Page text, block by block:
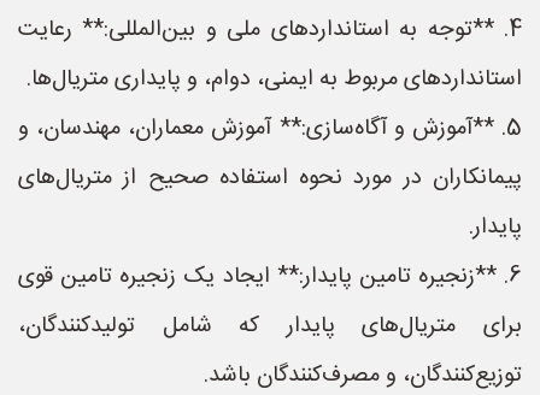
4. **توجه به استانداردهای ملی و بین‌المللی:** رعایت
استانداردهای مربوط به ایمنی، دوام، و پایداری متریال‌ها.
5. **آموزش و آگاه‌سازی:** آموزش معماران، مهندسان، و
پیمانکاران در مورد نحوه استفاده صحیح از متریال‌های
پایدار.
6. **زنجیره تامین پایدار:** ایجاد یک زنجیره تامین قوی
برای متریال‌های پایدار که شامل تولیدکنندگان،
توزیع‌کنندگان، و مصرف‌کنندگان باشد.